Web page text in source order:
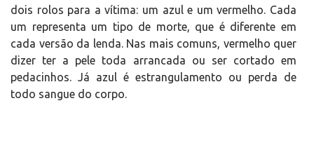
dois rolos para a vítima: um azul e um vermelho. Cada
um representa um tipo de morte, que é diferente em
cada versão da lenda. Nas mais comuns, vermelho quer
dizer ter a pele toda arrancada ou ser cortado em
pedacinhos. Já azul é estrangulamento ou perda de
todo sangue do corpo.